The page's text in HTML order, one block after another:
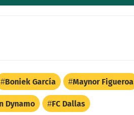
Boniek García Maynor Figueroa
Dynamo FC Dallas